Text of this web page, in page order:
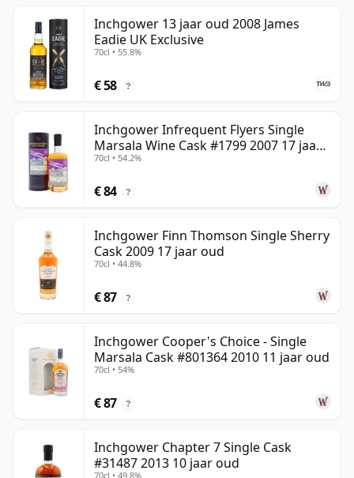
Inchgower 13 jaar oud 2008 James
Eadie UK Exclusive
70cl • 55.8%
€ 58 ?
Inchgower Infrequent Flyers Single
Marsala Wine Cask #1799 2007 17 jaar
oud
70cl • 54.2%
€ 84 ?
Inchgower Finn Thomson Single Sherry
Cask 2009 17 jaar oud
70cl • 44.8%
€ 87 ?
Inchgower Cooper's Choice - Single
Marsala Cask #801364 2010 11 jaar oud
70cl • 54%
€ 87 ?
Inchgower Chapter 7 Single Cask
#31487 2013 10 jaar oud
70cl • 49.8%